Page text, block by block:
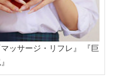
ッサージ・リフレ』 『巨